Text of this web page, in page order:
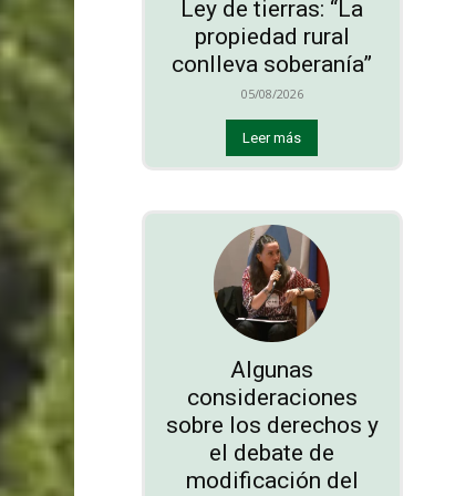
Ley de tierras: “La
propiedad rural
conlleva soberanía”
05/08/2026
Leer más
Algunas
consideraciones
sobre los derechos y
el debate de
modificación del